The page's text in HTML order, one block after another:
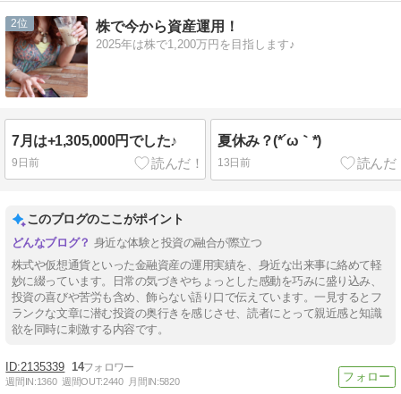
2 株で今から資産運用！
2025年は株で1,200万円を目指します♪
7月は+1,305,000円でした♪
9日前
夏休み？(*´ω｀*)
13日前
このブログのここがポイント
身近な体験と投資の融合が際立つ
株式や仮想通貨といった金融資産の運用実績を、身近な出来事に絡めて軽
妙に綴っています。日常の気づきやちょっとした感動を巧みに盛り込み、
投資の喜びや苦労も含め、飾らない語り口で伝えています。一見するとフ
ランクな文章に潜む投資の奥行きを感じさせ、読者にとって親近感と知識
欲を同時に刺激する内容です。
2135339 14
週間IN:1360 週間OUT:2440 月間IN:5820